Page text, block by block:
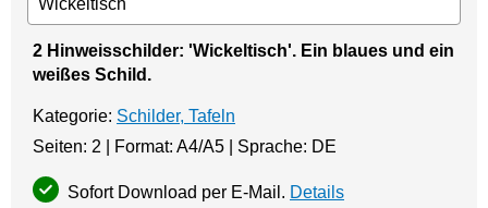
2 Hinweisschilder: 'Wickeltisch'. Ein blaues und ein
weißes Schild.
Kategorie: Schilder, Tafeln
Seiten: 2 | Format: A4/A5 | Sprache: DE
Sofort Download per E-Mail. Details